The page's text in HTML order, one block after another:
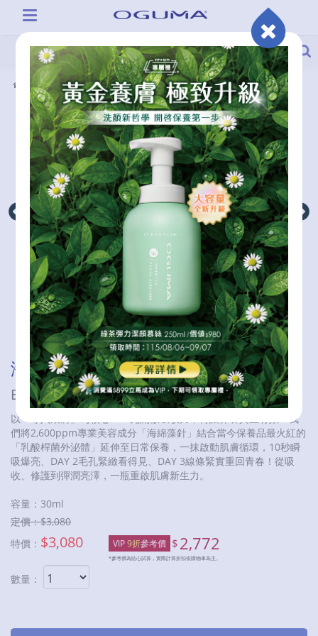
產品系列 海綿藻針水光精萃
海綿藻針水光精萃
EXOSPICULES RENEW ESSENCE
以「導入煥膚」為核心——先開啟吸收力，再讓保養真正有效！我
們將2,600ppm專業美容成分「海綿藻針」結合當今保養品最火紅的
「乳酸桿菌外泌體」延伸至日常保養，一抹啟動肌膚循環，10秒瞬
吸爆亮、DAY 2毛孔緊緻看得見、DAY 3線條緊實重回青春！從吸
收、修護到彈潤亮澤，一瓶重啟肌膚新生力。
容量： 30ml
定價：$3,080
特價： $3,080 VIP9折參考價 $ 2,772
*參考價為貼心試算，實際計算折扣依購物車為主。
數量：